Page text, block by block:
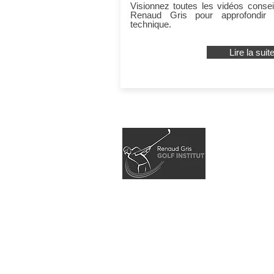
Visionnez toutes les vidéos
Renaud Gris pour approfondir
technique.
Lire la suite